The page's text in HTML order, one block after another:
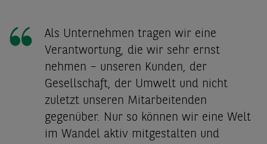
Als Unternehmen tragen wir eine
Verantwortung, die wir sehr ernst
nehmen – unseren Kunden, der
Gesellschaft, der Umwelt und nicht
zuletzt unseren Mitarbeitenden
gegenüber. Nur so können wir eine Welt
im Wandel aktiv mitgestalten und